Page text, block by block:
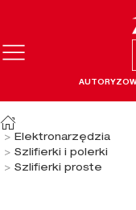
Elektronarzędzia
Szlifierki i polerki
Szlifierki proste